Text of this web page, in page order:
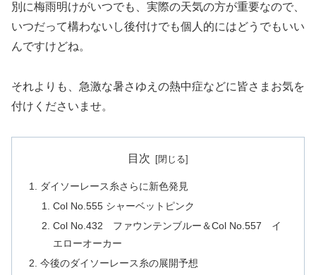
別に梅雨明けがいつでも、実際の天気の方が重要なので、
いつだって構わないし後付けでも個人的にはどうでもいい
んですけどね。
それよりも、急激な暑さゆえの熱中症などに皆さまお気を
付けくださいませ。
目次
ダイソーレース糸さらに新色発見
Col No.555 シャーベットピンク
Col No.432 ファウンテンブルー＆Col No.557 イ
エローオーカー
今後のダイソーレース糸の展開予想